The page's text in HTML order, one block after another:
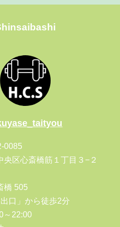
0085
央区心斎橋筋１丁目３−２
橋 505
出口」から徒歩2分
～22:00